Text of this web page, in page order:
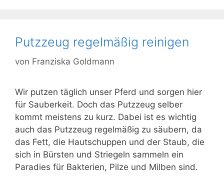
Putzzeug regelmäßig reinigen
von Franziska Goldmann
Wir putzen täglich unser Pferd und sorgen hier
für Sauberkeit. Doch das Putzzeug selber
kommt meistens zu kurz. Dabei ist es wichtig
auch das Putzzeug regelmäßig zu säubern, da
das Fett, die Hautschuppen und der Staub, die
sich in Bürsten und Striegeln sammeln ein
Paradies für Bakterien, Pilze und Milben sind.